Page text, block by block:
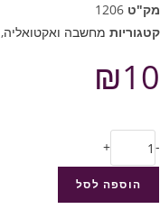
מק"ט 1206
קטגוריות מחשבה ואקטואליה,
₪10
-
+
הוספה לסל